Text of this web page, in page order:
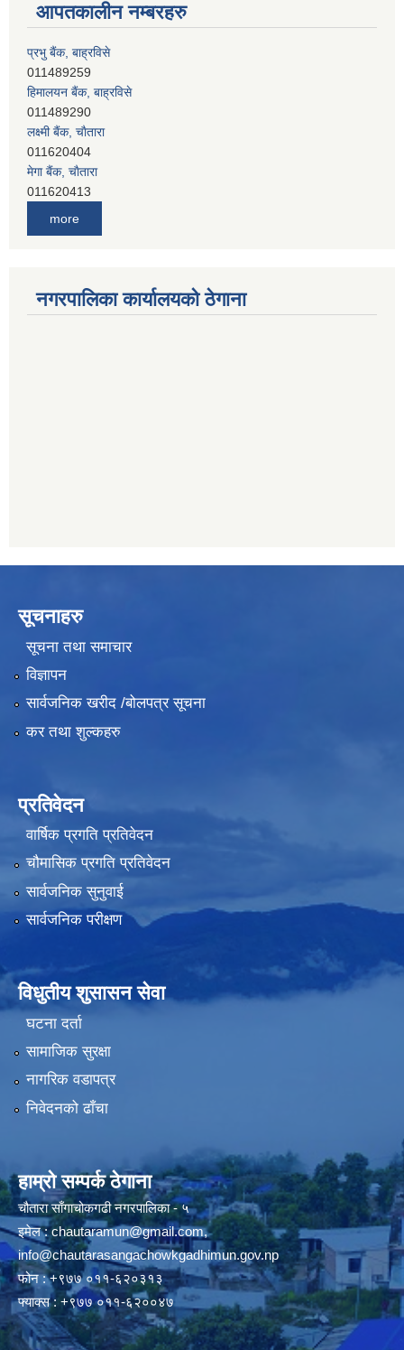
आपतकालीन नम्बरहरु
प्रभु बैंक, बाह्रविसे
011489259
हिमालयन बैंक, बाह्रविसे
011489290
लक्ष्मी बैंक, चाैतारा
011620404
मेगा बैंक, चाैतारा
011620413
जनता बैंक, चाैतारा
011403051
सिभिल बैंक, मेलम्ची
more
नगरपालिका कार्यालयको ठेगाना
सूचनाहरु
सूचना तथा समाचार
विज्ञापन
सार्वजनिक खरीद /बोलपत्र सूचना
कर तथा शुल्कहरु
प्रतिवेदन
वार्षिक प्रगति प्रतिवेदन
चौमासिक प्रगति प्रतिवेदन
सार्वजनिक सुनुवाई
सार्वजनिक परीक्षण
विधुतीय शुसासन सेवा
घटना दर्ता
सामाजिक सुरक्षा
नागरिक वडापत्र
निवेदनको ढाँचा
हाम्रो सम्पर्क ठेगाना
चौतारा साँगाचोकगढी नगरपालिका - ५
इमेल :chautaramun@gmail.com,
info@chautarasangachowkgadhimun.gov.np
फोन : +९७७ ०११-६२०३१३
फ्याक्स : +९७७ ०११-६२००४७